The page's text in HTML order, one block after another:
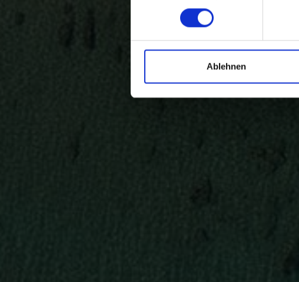
Ablehnen